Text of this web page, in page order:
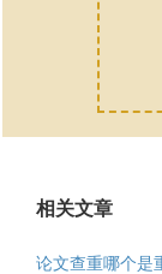
相关文章
论文查重哪个是